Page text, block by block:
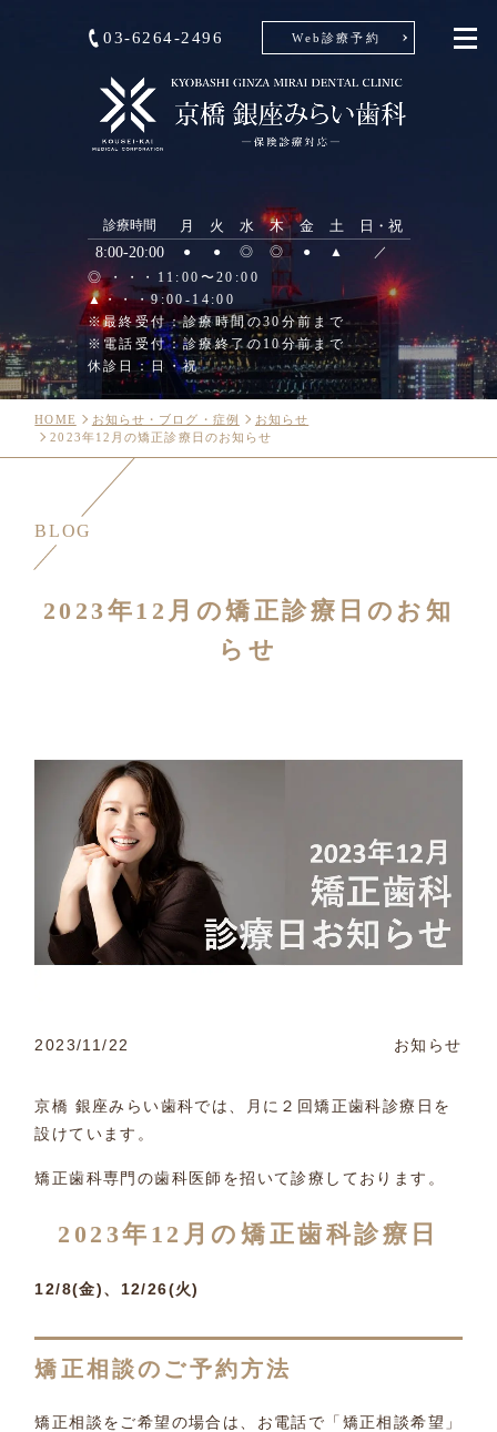
03-6264-2496 Web診療予約
診療時間 月 火 水 木 金 土
日・祝
8:00-20:00
● ● ◎ ◎ ● ▲
／
◎ ・・・11:00〜20:00
▲・・・9:00-14:00
※最終受付：診療時間の30分前まで
※電話受付：診療終了の10分前まで
休診日：日・祝
HOME お知らせ・ブログ・症例
お知らせ
2023年12月の矯正診療日のお知らせ
BLOG
2023年12月の矯正診療日のお知
らせ
2023/11/22 お知らせ
京橋 銀座みらい歯科では、月に２回矯正歯科診療日を
設けています。
矯正歯科専門の歯科医師を招いて診療しております。
2023年12月の矯正歯科診療日
12/8(金)、12/26(火)
矯正相談のご予約方法
矯正相談をご希望の場合は、お電話で「矯正相談希望」